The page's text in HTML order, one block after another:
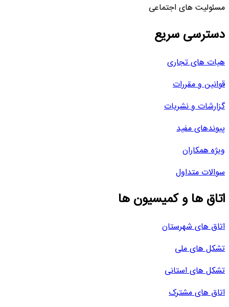
مسئولیت های اجتماعی
دسترسی سریع
هیات های تجاری
قوانین و مقررات
گزارشات و نشریات
پیوندهای مفید
ویژه همکاران
سوالات متداول
اتاق ها و کمیسیون ها
اتاق های شهرستان
تشکل های ملی
تشکل های استانی
اتاق های مشترک